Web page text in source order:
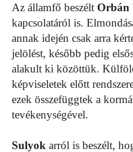
Az államfő beszélt Orbán
kapcsolatáról is.
annak idején csak arra
jelölést, később pedig
alakult ki közöttük.
képviseletek előtt
ezek összefüggtek a
tevékenységével.
Sulyok arról is beszélt,